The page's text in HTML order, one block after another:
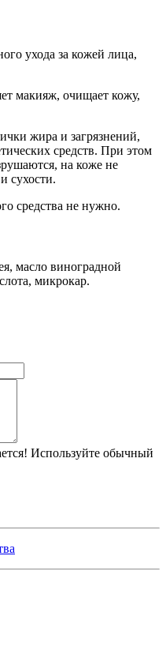
ухода за кожей лица,
макияж, очищает кожу,
жира и загрязнений,
средств. При этом
на коже не
сухости.
средства не нужно.
масло виноградной
микрокар.
Используйте обычный